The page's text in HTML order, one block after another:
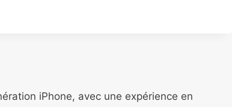
iPhone, avec une expérience en